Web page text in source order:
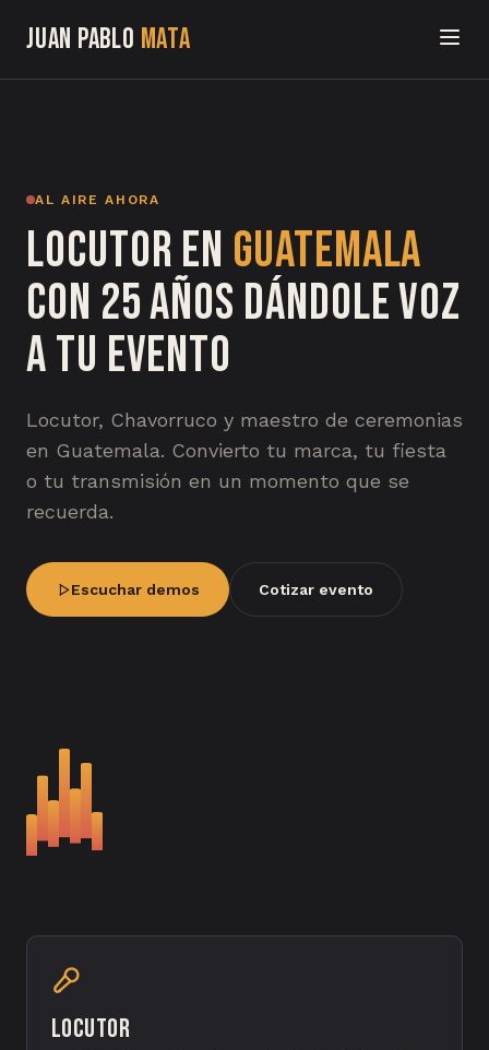
Juan Pablo Mata
Servicios
Herramientas
Chavorrucadas
Contacto
AL AIRE AHORA
Locutor en Guatemala
con 25 años dándole voz
a tu evento
Locutor, Chavorruco y maestro de ceremonias
en Guatemala. Convierto tu marca, tu fiesta
o tu transmisión en un momento que se
recuerda.
Escuchar demos Cotizar evento
Locutor